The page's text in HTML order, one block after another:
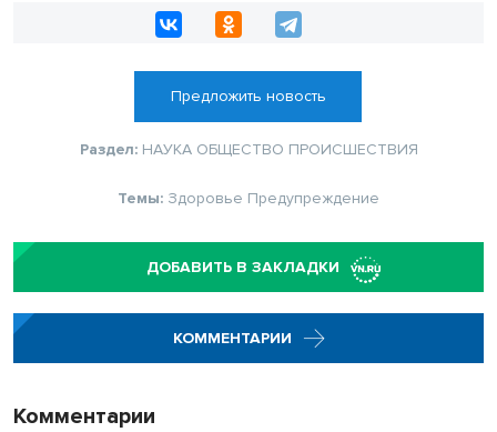
Предложить новость
Раздел: НАУКА ОБЩЕСТВО ПРОИСШЕСТВИЯ
Темы: Здоровье Предупреждение
ДОБАВИТЬ В ЗАКЛАДКИ
КОММЕНТАРИИ
Комментарии